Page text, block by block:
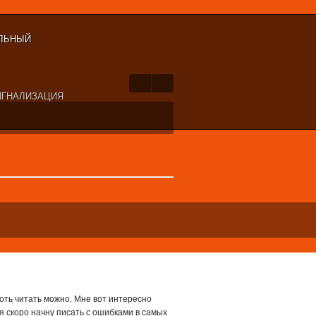
читать можно. Мне вот интересно
скоро начну писать с ошибками в самых